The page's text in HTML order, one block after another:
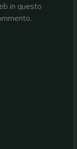
in questo